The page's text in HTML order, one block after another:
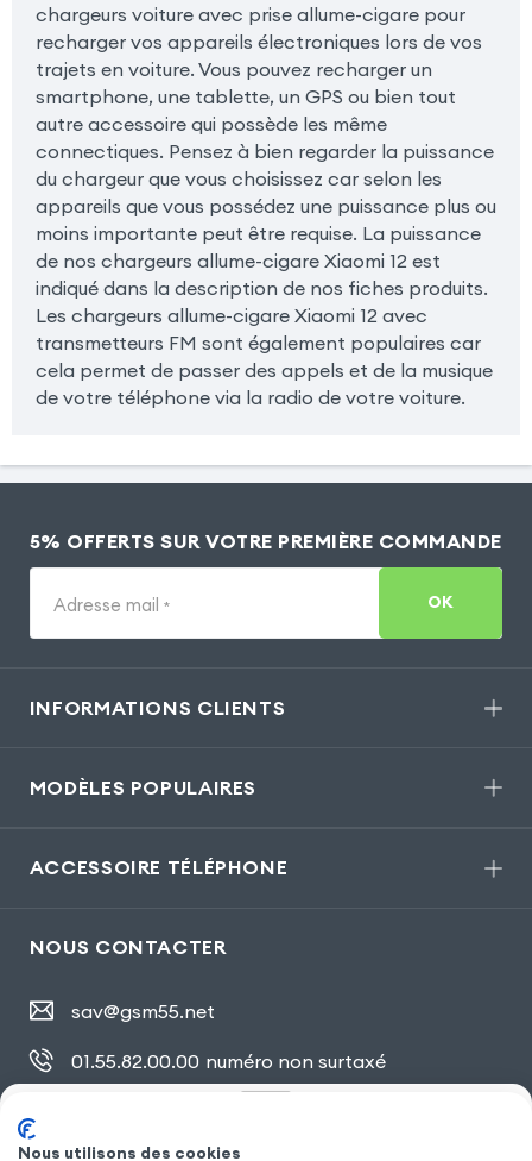
chargeurs voiture avec prise allume-cigare pour
recharger vos appareils électroniques lors de vos
trajets en voiture. Vous pouvez recharger un
smartphone, une tablette, un GPS ou bien tout
autre accessoire qui possède les même
connectiques. Pensez à bien regarder la puissance
du chargeur que vous choisissez car selon les
appareils que vous possédez une puissance plus ou
moins importante peut être requise. La puissance
de nos chargeurs allume-cigare Xiaomi 12 est
indiqué dans la description de nos fiches produits.
Les chargeurs allume-cigare Xiaomi 12 avec
transmetteurs FM sont également populaires car
cela permet de passer des appels et de la musique
de votre téléphone via la radio de votre voiture.
5% OFFERTS SUR VOTRE PREMIÈRE COMMANDE
Adresse mail * OK
INFORMATIONS CLIENTS
MODÈLES POPULAIRES
ACCESSOIRE TÉLÉPHONE
NOUS CONTACTER
sav@gsm55.net
01.55.82.00.00 numéro non surtaxé
Modèles similaires àXiaomi 12
Nous utilisons des cookies